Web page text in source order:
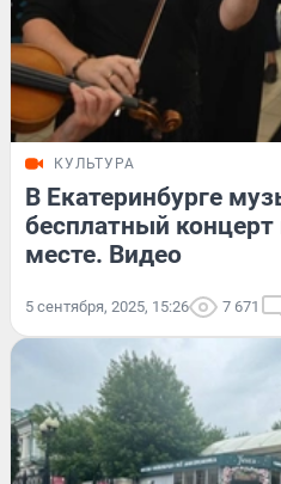
КУЛЬТУРА
В Екатеринбурге
бесплатный
месте. Видео
5 сентября, 2025, 15:26 7 671